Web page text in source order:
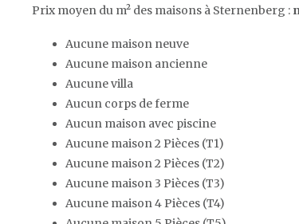
Prix moyen du m² des maisons à Sternenberg :
Aucune maison neuve
Aucune maison ancienne
Aucune villa
Aucun corps de ferme
Aucun maison avec piscine
Aucune maison 2 Pièces (T1)
Aucune maison 2 Pièces (T2)
Aucune maison 3 Pièces (T3)
Aucune maison 4 Pièces (T4)